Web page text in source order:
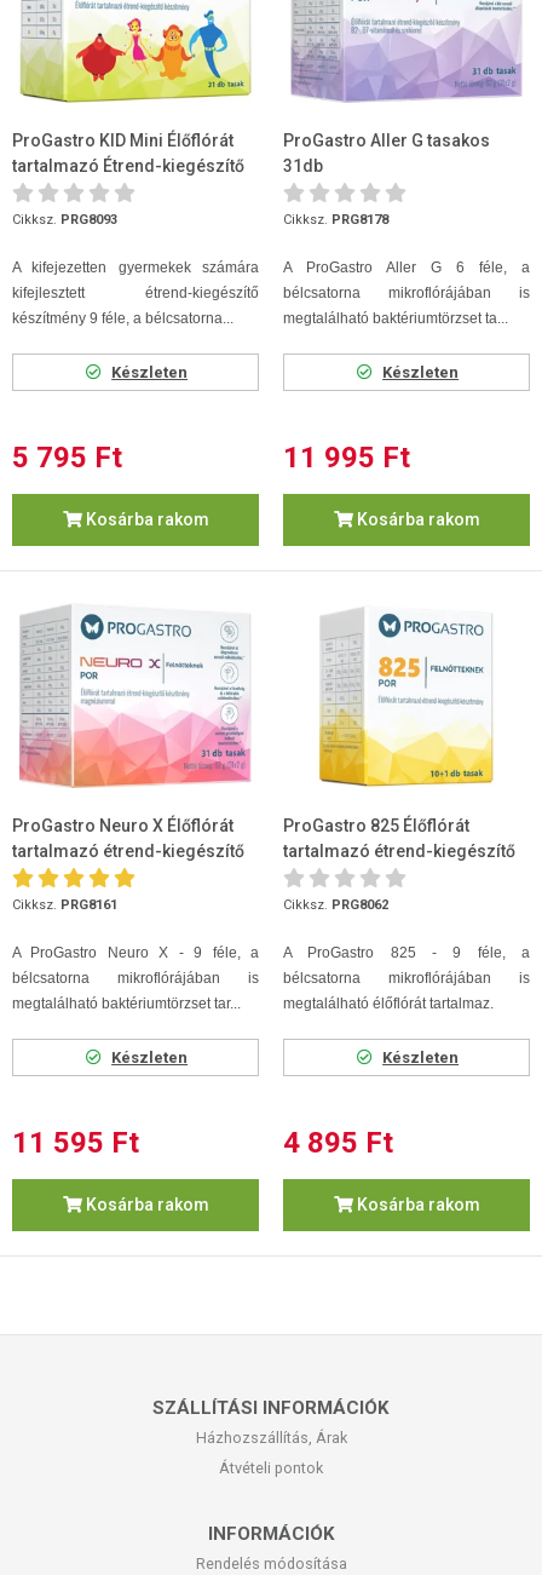
ProGastro KID Mini Élőflórát
tartalmazó Étrend-kiegészítő
készítmény 31 tasak
Cikksz. PRG8093
A kifejezetten gyermekek számára
kifejlesztett étrend-kiegészítő
készítmény 9 féle, a bélcsatorna...
Készleten
5 795 Ft
Kosárba rakom
ProGastro Aller G tasakos
31db
Cikksz. PRG8178
A ProGastro Aller G 6 féle, a
bélcsatorna mikroflórájában is
megtalálható baktériumtörzset ta...
Készleten
11 995 Ft
Kosárba rakom
ProGastro Neuro X Élőflórát
tartalmazó étrend-kiegészítő
készítmény magnézium...
Cikksz. PRG8161
A ProGastro Neuro X - 9 féle, a
bélcsatorna mikroflórájában is
megtalálható baktériumtörzset tar...
Készleten
11 595 Ft
Kosárba rakom
ProGastro 825 Élőflórát
tartalmazó étrend-kiegészítő
készítmény 11 tasak
Cikksz. PRG8062
A ProGastro 825 - 9 féle, a
bélcsatorna mikroflórájában is
megtalálható élőflórát tartalmaz.
Készleten
4 895 Ft
Kosárba rakom
SZÁLLÍTÁSI INFORMÁCIÓK
Házhozszállítás, Árak
Átvételi pontok
INFORMÁCIÓK
Rendelés módosítása